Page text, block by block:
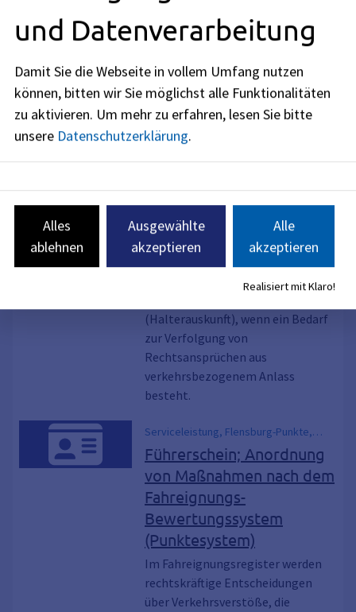
begleitetes Fahren ab 17
Junge Fahranfänger haben die
in Begleitung eines erfahrenen
Führerscheininhabers ein
Kraftfahrzeug der Klasse B zu
führen, wenn bestimmte
Serviceleistung, Online-Dienst, Auskunft
aus dem Fahrzeugregister, Auskunft aus
dem örtlichen Fahrzeugregister,
Fahrzeugregisterauskunft
Beantragung einer
Halterauskunft
Aus dem Fahrzeugregister können
(Halterauskunft), wenn ein Bedarf
zur Verfolgung von
Rechtsansprüchen aus
verkehrsbezogenem Anlass
besteht.
Serviceleistung, Flensburg-Punkte,
Mehrfachtäter-Punktsystem,
Verkehrssünderkartei
Führerschein; Anordnung
von Maßnahmen nach dem
Fahreignungs-
Bewertungssystem
(Punktesystem)
Im Fahreignungsregister werden
rechtskräftige Entscheidungen
über Verkehrsverstöße, die
und Datenverarbeitung
Damit Sie die Webseite in vollem Umfang nutzen
können, bitten wir Sie möglichst alle Funktionalitäten
zu aktivieren. Um mehr zu erfahren, lesen Sie bitte
unsere Datenschutzerklärung.
Alles
ablehnen
Ausgewählte
akzeptieren
Alle
akzeptieren
Realisiert mit Klaro!